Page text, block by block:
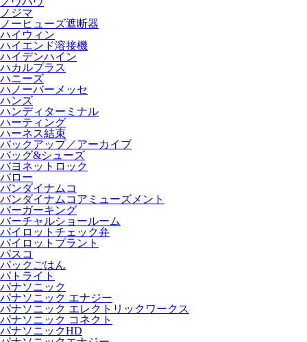
ノジマ
ノーヒューズ遮断器
ハイウィン
ハイエンド溶接機
ハイデンハイン
ハカルプラス
ハニーズ
ハノーバーメッセ
ハンズ
ハンディターミナル
ハーティング
ハーネス結束
バックアップ／アーカイブ
バッグ&シューズ
バヨネットロック
バロー
バンダイナムコ
バンダイナムコアミューズメント
バーガーキング
バーチャルショールーム
パイロットチェック弁
パイロットプラント
パスコ
パックごはん
パトライト
パナソニック
パナソニック エナジー
パナソニック エレクトリックワークス
パナソニック コネクト
パナソニックHD